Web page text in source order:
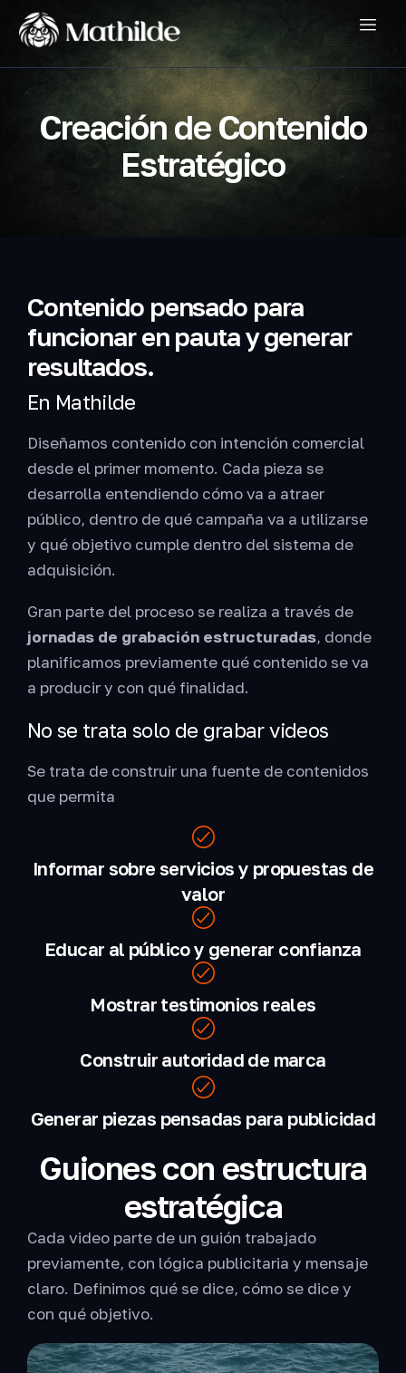
Creación de Contenido
Estratégico
Contenido pensado para
funcionar en pauta y generar
resultados.
En Mathilde
Diseñamos contenido con intención comercial
desde el primer momento. Cada pieza se
desarrolla entendiendo cómo va a atraer
público, dentro de qué campaña va a utilizarse
y qué objetivo cumple dentro del sistema de
adquisición.
Gran parte del proceso se realiza a través de
jornadas de grabación estructuradas, donde
planificamos previamente qué contenido se va
a producir y con qué finalidad.
No se trata solo de grabar videos
Se trata de construir una fuente de contenidos
que permita
Informar sobre servicios y propuestas de
valor
Educar al público y generar confianza
Mostrar testimonios reales
Construir autoridad de marca
Generar piezas pensadas para publicidad
Guiones con estructura
estratégica
Cada video parte de un guión trabajado
previamente, con lógica publicitaria y mensaje
claro. Definimos qué se dice, cómo se dice y
con qué objetivo.